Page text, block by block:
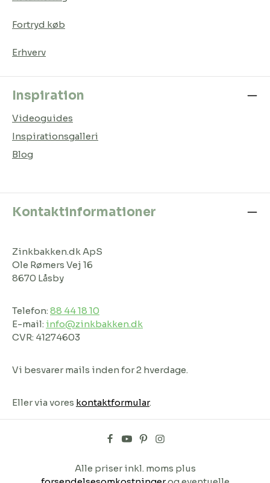
Fortryd køb
Erhverv
Inspiration
Videoguides
Inspirationsgalleri
Blog
Kontaktinformationer
Zinkbakken.dk ApS
Ole Rømers Vej 16
8670 Låsby
Telefon: 88 44 18 10
E-mail: info@zinkbakken.dk
CVR: 41274603
Vi besvarer mails inden for 2 hverdage.
Eller via vores kontaktformular.
Alle priser inkl. moms plus